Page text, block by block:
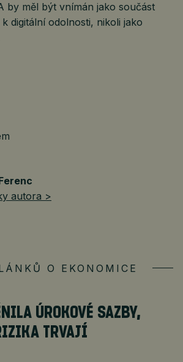
by měl být vnímán jako součást
digitální odolnosti, nikoli jako
autora >
O EKONOMICE
ÚROKOVÉ SAZBY,
TRVAJÍ